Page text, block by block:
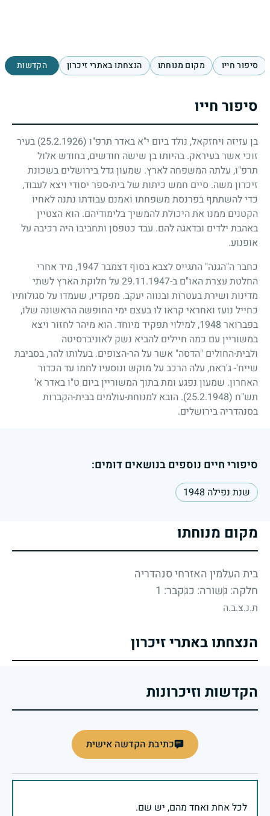
סיפור חייו מקום מנוחתו הנצחתו באתרי זיכרון הקדשות
סיפור חייו
בן עזיזה ויחזקאל, נולד ביום י"א באדר תרפ"ו (25.2.1926)
בעיר
זוכי אשר בעיראק. בהיותו בן שישה חודשים, בחודש אלול
תרפ"ו, עלתה המשפחה לארץ. שמעון גדל בירושלים בשכונת
זיכרון משה. סיים חמש כיתות של בית-ספר יסודי ויצא לעבוד,
כדי להשתתף בפרנסת משפחתו ואמנם עבודתו נתנה לאחיו
הקטנים ממנו את היכולת להמשיך בלימודיהם. הוא הצטיין
באהבת ילדים ובדאגה להם. עבד כטפסן ותחביבו היה רכיבה על
אופנוע.
כחבר ה"הגנה" התגייס לצבא בסוף דצמבר1947, מיד אחרי
החלטת עצרת האו"ם ב-29.11.1947 על חלוקת הארץ לשתי
מדינות ושירת בעטרות ובנווה יעקב. מפקדיו, שעמדו על סגולותיו
כחייל נועז ואחראי קראו לו בעצם ימי החופשה הראשונה שלו,
בפברואר 1948, למילוי תפקיד מיוחד. הוא מיהר לחזור ויצא
במשוריין עם כמה חיילים להביא נשק לאוניברסיטה
ולבית-החולים "הדסה" אשר על הר-הצופים. בעלותו להר, בסביבת
שייח'- ג'ראח, עלה הרכב על מוקש ונוסעיו לחמו עד הכדור
האחרון. שמעון נפגע ומת בתוך המשוריין ביום ט"ו באדר א'
תש"ח (25.2.1948)
. הובא למנוחת-עולמים בבית-הקברות
בסנהדריה בירושלים.
סיפורי חיים נוספים בנושאים דומים:
שנת נפילה 1948
מקום מנוחתו
בית העלמין האזרחי סנהדריה
חלקה: גשורה: כגקבר: 1
ת.נ.צ.ב.ה
הנצחתו באתרי זיכרון
הקדשות וזיכרונות
כתיבת הקדשה אישית